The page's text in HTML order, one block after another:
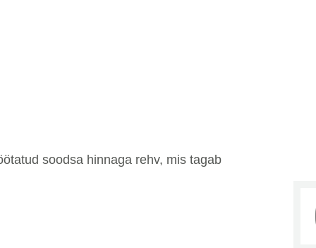
soodsa hinnaga rehv, mis tagab